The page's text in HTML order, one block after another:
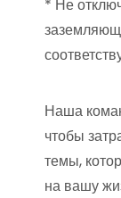
* Не
Наша
чтобы
темы,
на вашу